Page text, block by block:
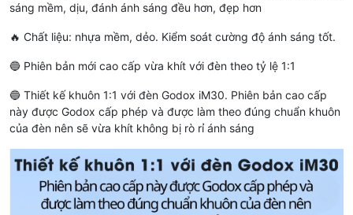
sáng mềm, dịu, đánh ánh sáng đều hơn, đẹp hơn
🔥 Chất liệu: nhựa mềm, dẻo. Kiểm soát cường độ ánh sáng tốt.
🔵 Phiên bản mới cao cấp vừa khít với đèn theo tỷ lệ 1:1
🔵 Thiết kế khuôn 1:1 với đèn Godox iM30. Phiên bản cao cấp
này được Godox cấp phép và được làm theo đúng chuẩn khuôn
của đèn nên sẽ vừa khít không bị rò rỉ ánh sáng